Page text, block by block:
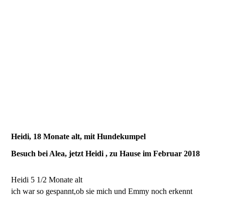
Heidi, 18 Monate alt, mit Hundekumpel
Besuch bei Alea, jetzt Heidi , zu Hause im Februar 2018
Heidi 5 1/2 Monate alt
ich war so gespannt,ob sie mich und Emmy noch erkennt